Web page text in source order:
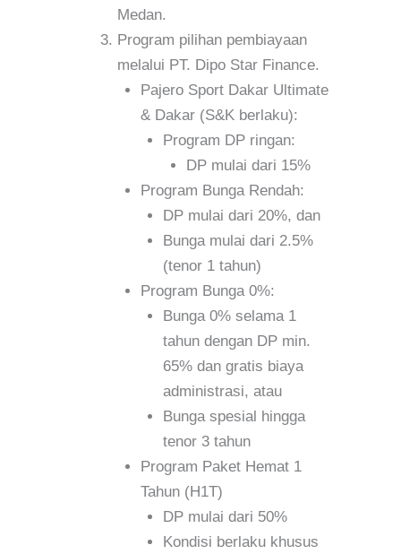
Medan.
Program pilihan pembiayaan
melalui PT. Dipo Star Finance.
Pajero Sport Dakar Ultimate
& Dakar (S&K berlaku):
Program DP ringan:
DP mulai dari 15%
Program Bunga Rendah:
DP mulai dari 20%, dan
Bunga mulai dari 2.5%
(tenor 1 tahun)
Program Bunga 0%:
Bunga 0% selama 1
tahun dengan DP min.
65% dan gratis biaya
administrasi, atau
Bunga spesial hingga
tenor 3 tahun
Program Paket Hemat 1
Tahun (H1T)
DP mulai dari 50%
Kondisi berlaku khusus